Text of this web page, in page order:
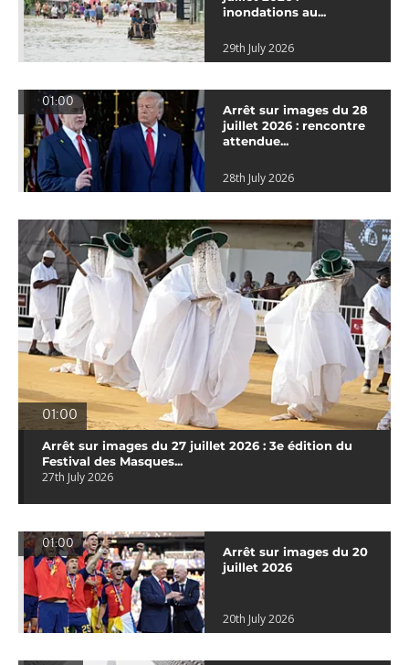
inondations au...
29th July 2026
01:00
Arrêt sur images du 28
juillet 2026 : rencontre
attendue...
28th July 2026
01:00
Arrêt sur images du 27 juillet 2026 : 3e édition du
Festival des Masques...
27th July 2026
01:00
Arrêt sur images du 20
juillet 2026
20th July 2026